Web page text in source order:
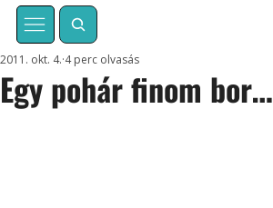
Egy pohár finom bor…
2011. okt. 4. 4 perc olvasás